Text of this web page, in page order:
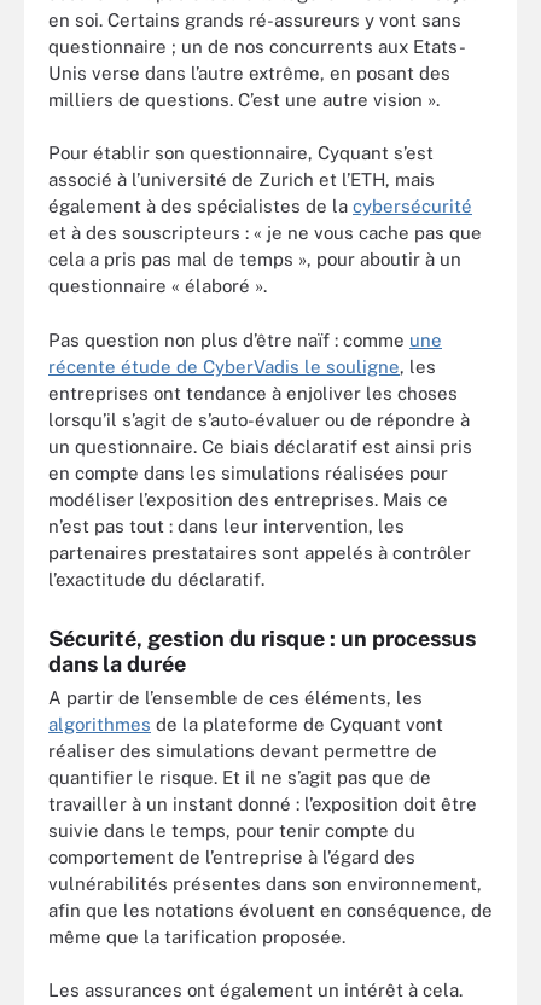
en soi. Certains grands ré-assureurs y vont sans
questionnaire ; un de nos concurrents aux Etats-
Unis verse dans l’autre extrême, en posant des
milliers de questions. C’est une autre vision ».
Pour établir son questionnaire, Cyquant s’est
associé à l’université de Zurich et l’ETH, mais
également à des spécialistes de la cybersécurité
et à des souscripteurs : « je ne vous cache pas que
cela a pris pas mal de temps », pour aboutir à un
questionnaire « élaboré ».
Pas question non plus d’être naïf : comme une
récente étude de CyberVadis le souligne, les
entreprises ont tendance à enjoliver les choses
lorsqu’il s’agit de s’auto-évaluer ou de répondre à
un questionnaire. Ce biais déclaratif est ainsi pris
en compte dans les simulations réalisées pour
modéliser l’exposition des entreprises. Mais ce
n’est pas tout : dans leur intervention, les
partenaires prestataires sont appelés à contrôler
l’exactitude du déclaratif.
Sécurité, gestion du risque : un processus
dans la durée
A partir de l’ensemble de ces éléments, les
algorithmes de la plateforme de Cyquant vont
réaliser des simulations devant permettre de
quantifier le risque. Et il ne s’agit pas que de
travailler à un instant donné : l’exposition doit être
suivie dans le temps, pour tenir compte du
comportement de l’entreprise à l’égard des
vulnérabilités présentes dans son environnement,
afin que les notations évoluent en conséquence, de
même que la tarification proposée.
Les assurances ont également un intérêt à cela.